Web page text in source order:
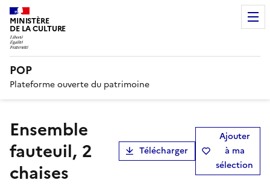
MINISTÈRE
DE LA CULTURE
POP
Plateforme ouverte du patrimoine
ensemble
fauteuil, 2
chaises
Télécharger
Ajouter
à ma
sélection